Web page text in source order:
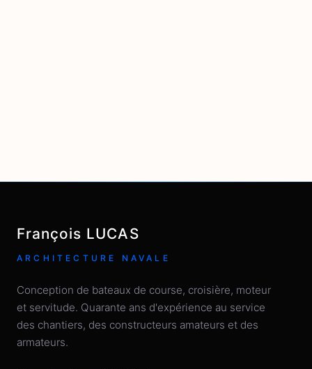
François LUCAS
ARCHITECTURE NAVALE
Conception de bateaux de course, croisière, moteur
et servitude. Quarante ans d'expérience au service
des chantiers, des constructeurs amateurs et des
armateurs.